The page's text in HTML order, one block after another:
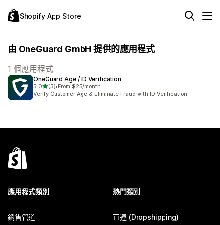
Shopify App Store
由 OneGuard GmbH 提供的應用程式
1 個應用程式
OneGuard Age / ID Verification
5.0滿分 5 顆星
(5)
共有 5 則評價
•From $25/month
Verify Customer Age & Eliminate Fraud with ID Verification
應用程式類別
銷售管道
熱門類別
直運 (Dropshipping)